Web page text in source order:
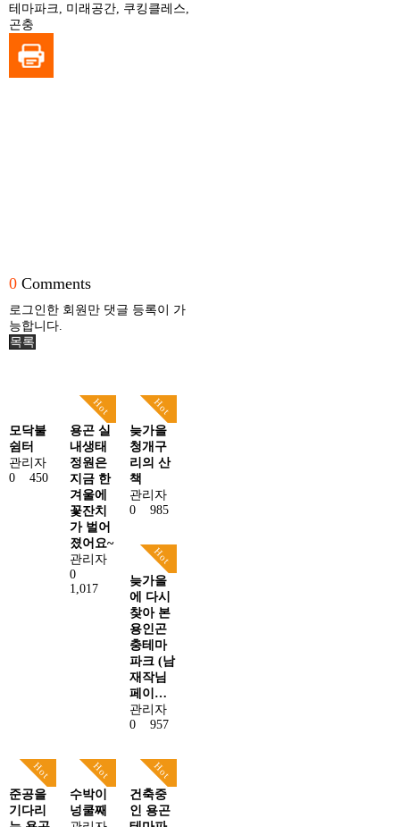
테마파크
미래공간 쿠킹클레스
곤충
0 Comments
로그인한 회원만 댓글 등록이 가
능합니다.
목록
모닥불
쉼터
관리자
0 450
Hot
용곤 실
내생태
정원은
지금 한
겨울에
꽃잔치
가 벌어
졌어요~
관리자
0
1,017
Hot
늦가을
청개구
리의 산
책
관리자
0985
Hot
늦가을
에 다시
찾아 본
용인곤
충테마
파크 (남
재작님
페이…
관리자
0957
Hot
준공을
기다리
Hot
수박이
넝쿨째
Hot
건축중
인 용곤